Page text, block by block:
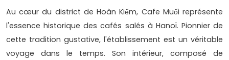
Au cœur du district de Hoàn Kiếm, Cafe Muối représente
l'essence historique des cafés salés à Hanoï. Pionnier de
cette tradition gustative, l'établissement est un véritable
voyage dans le temps. Son intérieur, composé de